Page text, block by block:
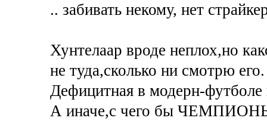
.. забивать некому, нет
Хунтелаар вроде неплох,но
не туда,сколько ни смотрю его.
Дефицитная в модерн-
А иначе,с чего бы